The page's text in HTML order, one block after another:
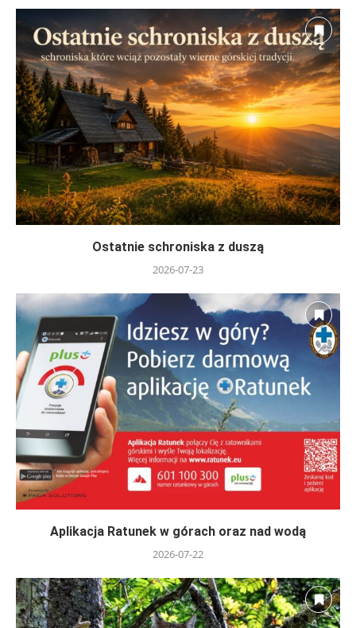
Ostatnie schroniska z duszą
2026-07-23
Aplikacja Ratunek w górach oraz nad wodą
2026-07-22